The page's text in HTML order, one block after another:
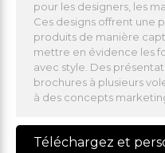
pour les designers, les
Ces designs offrent une
produits de manière
mettre en évidence les
avec style. Des
brochures à plusieurs
à des concepts
Téléchargez et